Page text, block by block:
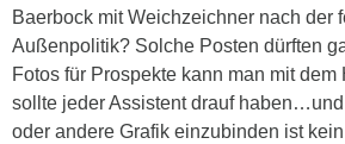
Baerbock mit Weichzeichner nach der
Außenpolitik? Solche Posten dürften
Fotos für Prospekte kann man mit
sollte jeder Assistent drauf
oder andere Grafik einzubinden ist